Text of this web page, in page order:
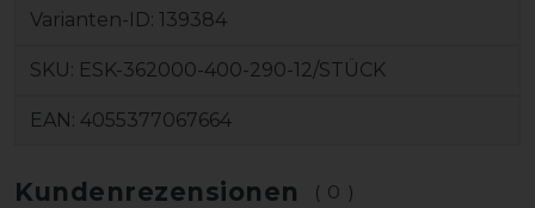
Varianten-ID: 139384
SKU: ESK-362000-400-290-12/STÜCK
EAN: 4055377067664
Kundenrezensionen (0)